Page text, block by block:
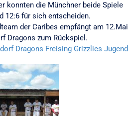
konnten die Münchner beide Spiele
12:6 für sich entscheiden.
der Caribes empfängt am 12.Mai
Dragons zum Rückspiel.
Dragons Freising Grizzlies Jugend